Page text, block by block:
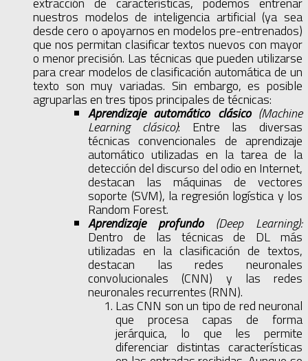
nuestros modelos de inteligencia artificial (ya sea
desde cero o apoyarnos en modelos pre-entrenados)
que nos permitan clasificar textos nuevos con mayor
o menor precisión. Las técnicas que pueden utilizarse
para crear modelos de clasificación automática de un
texto son muy variadas. Sin embargo, es posible
agruparlas en tres tipos principales de técnicas:
Aprendizaje automático clásico(Machine
Learning clásico): Entre las diversas
técnicas convencionales de aprendizaje
automático utilizadas en la tarea de la
detección del discurso del odio en Internet,
destacan las máquinas de vectores
soporte (SVM), la regresión logística y los
Random Forest.
Aprendizaje profundo(Deep Learning):
Dentro de las técnicas de DL más
utilizadas en la clasificación de textos,
destacan las redes neuronales
convolucionales (CNN) y las redes
neuronales recurrentes (RNN).
Las CNN son un tipo de red neuronal
que procesa capas de forma
jerárquica, lo que les permite
diferenciar distintas características